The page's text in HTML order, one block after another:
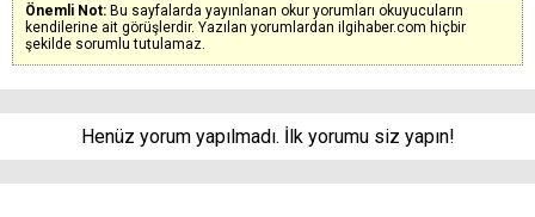
Önemli Not: Bu sayfalarda yayınlanan okur yorumları okuyucuların
kendilerine ait görüşlerdir. Yazılan yorumlardan ilgihaber.com hiçbir
şekilde sorumlu tutulamaz.
Henüz yorum yapılmadı. İlk yorumu siz yapın!